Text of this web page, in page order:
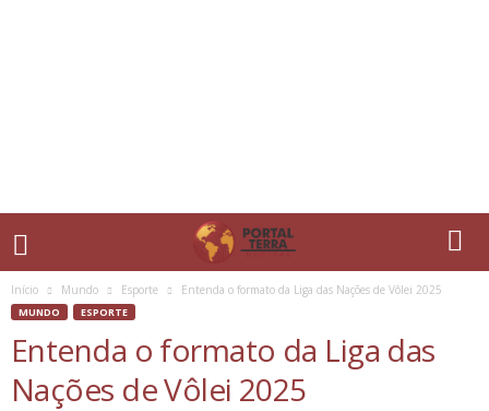
Início Mundo Esporte Entenda o formato da Liga das Nações de Vôlei 2025
MUNDO ESPORTE
Entenda o formato da Liga das
Nações de Vôlei 2025